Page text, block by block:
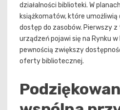
działalności biblioteki. W
książkomatów, które
dostęp do zasobów. Pierwszy
urządzeń pojawi się na Rynku w
pewnością zwiększy
oferty bibliotecznej.